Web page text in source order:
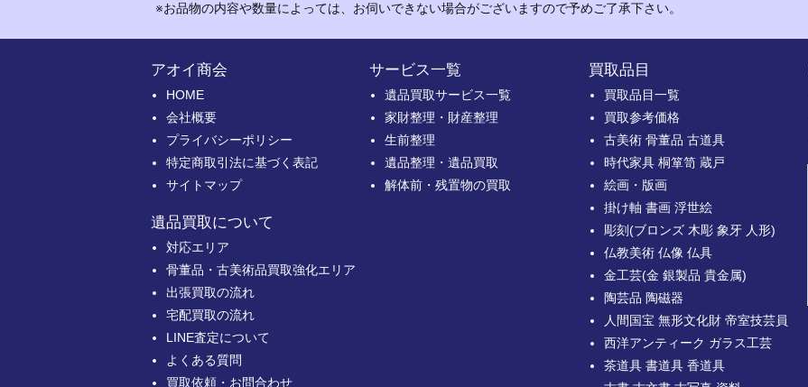
※お品物の内容や数量によっては、お伺いできない場合がございますので予めご了承下さい。
アオイ商会
HOME
会社概要
プライバシーポリシー
特定商取引法に基づく表記
サイトマップ
遺品買取について
対応エリア
骨董品・古美術品買取強化エリア
出張買取の流れ
宅配買取の流れ
LINE査定について
よくある質問
買取依頼・お問合わせ
サービス一覧
遺品買取サービス一覧
家財整理・財産整理
生前整理
遺品整理・遺品買取
解体前・残置物の買取
買取品目
買取品目一覧
買取参考価格
古美術 骨董品 古道具
時代家具 桐箪笥 蔵戸
絵画・版画
掛け軸 書画 浮世絵
彫刻(ブロンズ 木彫 象牙 人形)
仏教美術 仏像 仏具
金工芸(金 銀製品 貴金属)
陶芸品 陶磁器
人間国宝 無形文化財 帝室技芸員
西洋アンティーク ガラス工芸
茶道具 書道具 香道具